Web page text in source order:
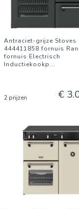
Antraciet-grijze Stoves
444411858 fornuis
fornuis Electrisch
Inductiekookp...
2 prijzen €